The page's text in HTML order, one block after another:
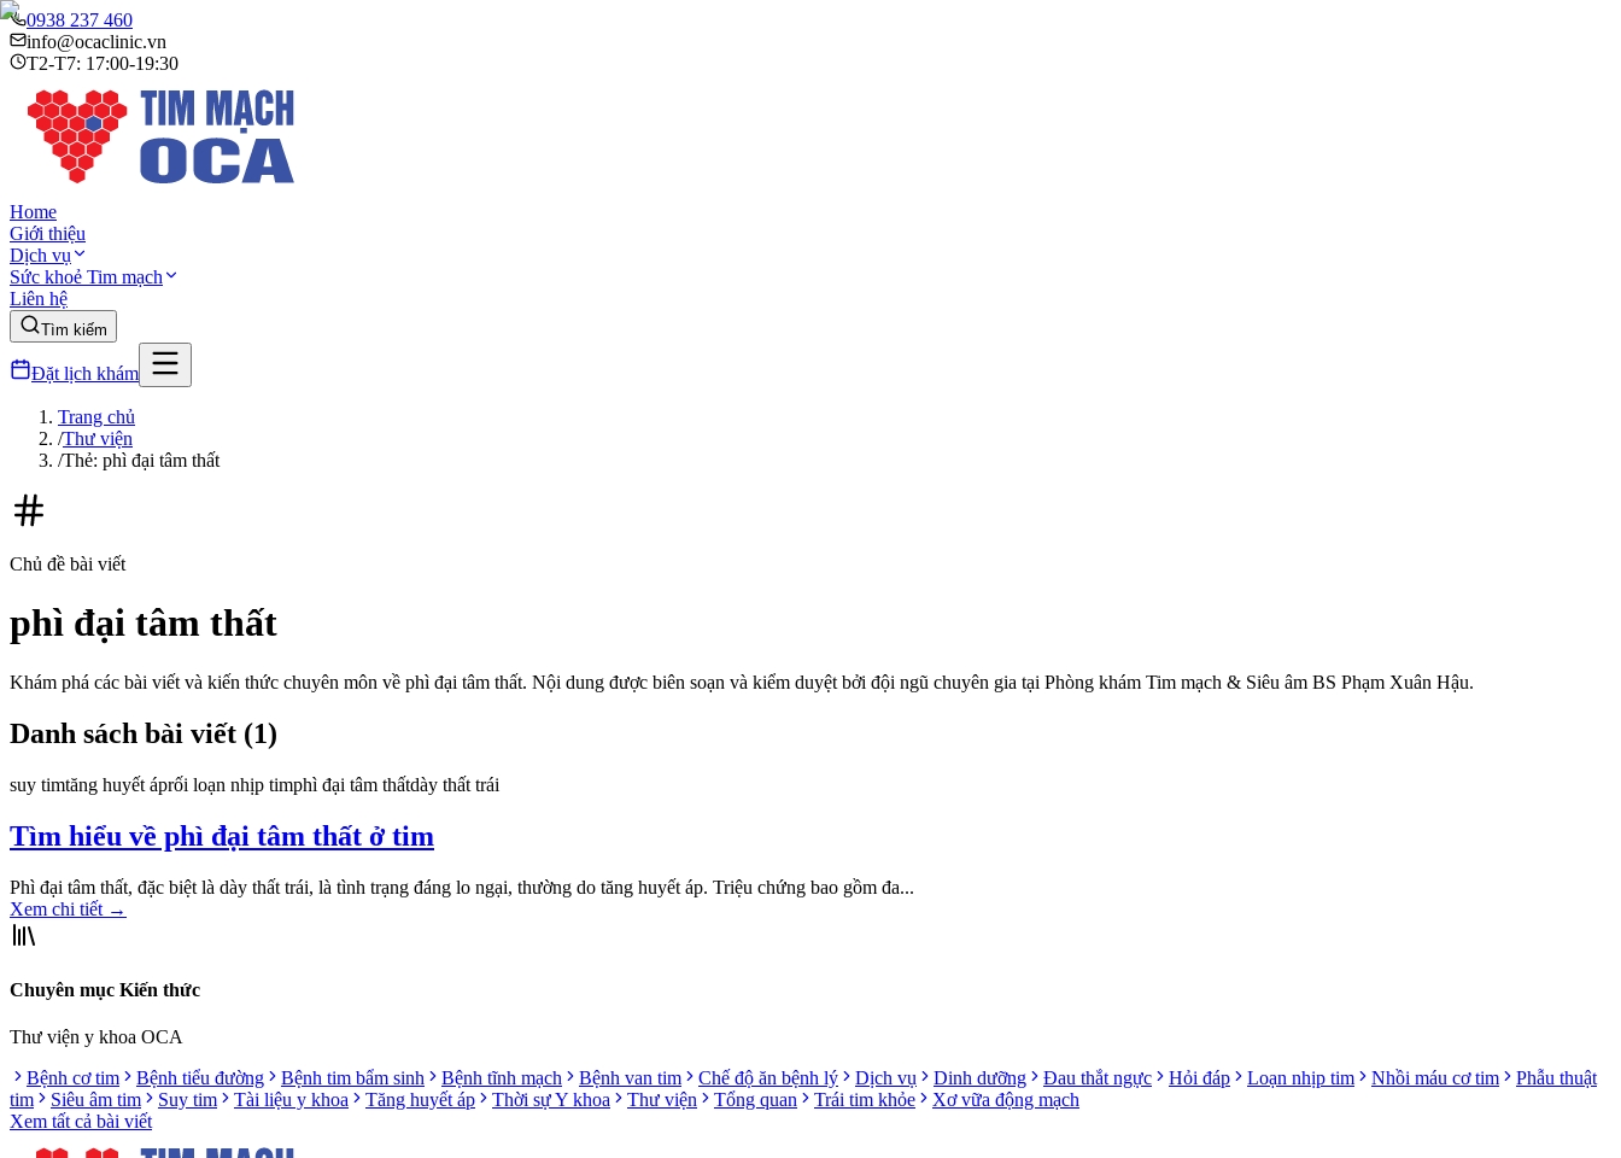
0938 237 460
info@ocaclinic.vn
T2-T7: 17:00-19:30
Home
Giới thiệu
Dịch vụ
Sức khoẻ Tim mạch
Liên hệ
Tìm kiếm
Đặt lịch khám
Trang chủ
/Thư viện
/Thẻ: phì đại tâm thất
Chủ đề bài viết
phì đại tâm thất
Khám phá các bài viết và kiến thức chuyên môn về phì đại tâm thất. Nội dung được biên soạn và kiểm duyệt bởi đội ngũ chuyên gia tại Phòng khám Tim mạch & Siêu âm BS Phạm Xuân Hậu.
Danh sách bài viết (1)
suy timtăng huyết áprối loạn nhịp timphì đại tâm thấtdày thất trái
Tìm hiểu về phì đại tâm thất ở tim
Phì đại tâm thất, đặc biệt là dày thất trái, là tình trạng đáng lo ngại, thường do tăng huyết áp. Triệu chứng bao gồm đa...
Xem chi tiết →
Chuyên mục Kiến thức
Thư viện y khoa OCA
Bệnh cơ tim
Bệnh tiểu đường Bệnh tim bẩm sinh Bệnh tĩnh mạch Bệnh van tim Chế độ ăn bệnh lý Dịch vụ Dinh dưỡng Đau thắt ngực Hỏi đáp Loạn nhịp tim Nhồi máu cơ tim
Phẫu thuật
tim
Siêu âm tim Suy tim Tài liệu y khoa Tăng huyết áp Thời sự Y khoa Thư viện Tổng quan Trái tim khỏe
Xơ vữa động mạch
Xem tất cả bài viết